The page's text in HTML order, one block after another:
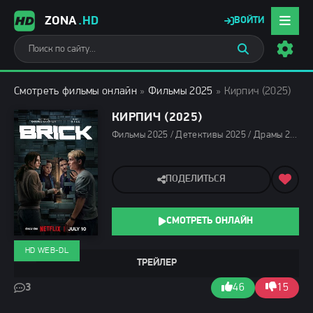
ZONA.HD ВОЙТИ
Смотреть фильмы онлайн » Фильмы 2025 » Кирпич (2025)
КИРПИЧ (2025)
Фильмы 2025 / Детективы 2025 / Драмы 2025 / Триллеры 2025 / Фантастические 2025 / Зарубежные фильмы 2025 / Фильмы лета 2025 / Новинки кино 2025 / Последние фильмы 2025 / Смотреть фильмы онлайн
ТРЕЙЛЕР
3 46 15
HD WEB-DL
ПОДЕЛИТЬСЯ
СМОТРЕТЬ ОНЛАЙН